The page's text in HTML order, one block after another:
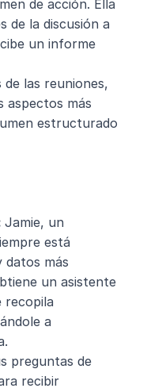
de acción. Ella
de la discusión a
un informe
de las reuniones,
aspectos más
estructurado
Jamie, un
está
datos más
un asistente
recopila
a
preguntas de
recibir